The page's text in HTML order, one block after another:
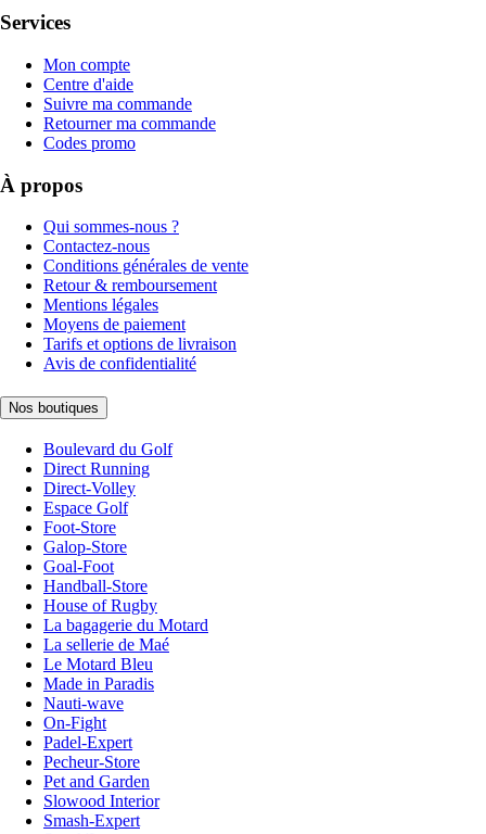
Services
Mon compte
Centre d'aide
Suivre ma commande
Retourner ma commande
Codes promo
À propos
Qui sommes-nous ?
Contactez-nous
Conditions générales de vente
Retour & remboursement
Mentions légales
Moyens de paiement
Tarifs et options de livraison
Avis de confidentialité
Nos boutiques
Boulevard du Golf
Direct Running
Direct-Volley
Espace Golf
Foot-Store
Galop-Store
Goal-Foot
Handball-Store
House of Rugby
La bagagerie du Motard
La sellerie de Maé
Le Motard Bleu
Made in Paradis
Nauti-wave
On-Fight
Padel-Expert
Pecheur-Store
Pet and Garden
Slowood Interior
Smash-Expert